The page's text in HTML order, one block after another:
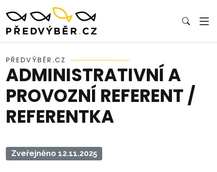
PŘEDVÝBĚR.CZ
ADMINISTRATIVNÍ A
PROVOZNÍ REFERENT /
REFERENTKA
Zveřejněno 12.11.2025